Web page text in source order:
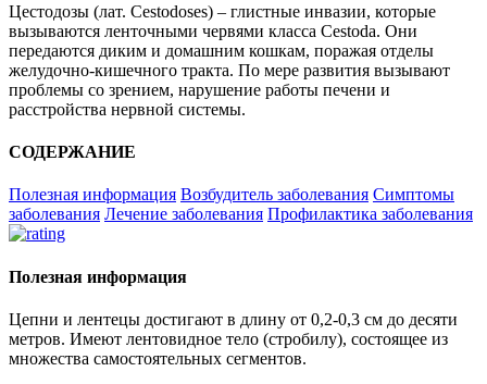
Цестодозы (лат. Cestodoses) – глистные инвазии, которые
вызываются ленточными червями класса Cestoda. Они
передаются диким и домашним кошкам, поражая отделы
желудочно-кишечного тракта. По мере развития вызывают
проблемы со зрением, нарушение работы печени и
расстройства нервной системы.
СОДЕРЖАНИЕ
Полезная информация Возбудитель заболевания Симптомы
заболевания Лечение заболевания Профилактика заболевания
Полезная информация
Цепни и лентецы достигают в длину от 0,2-0,3 см до десяти
метров. Имеют лентовидное тело (стробилу), состоящее из
множества самостоятельных сегментов.